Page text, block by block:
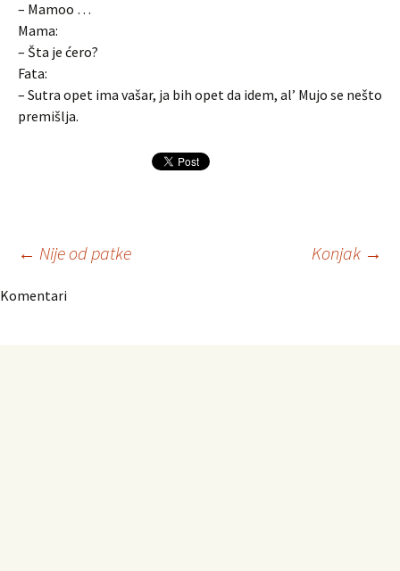
– Mamoo …
Mama:
– Šta je ćero?
Fata:
– Sutra opet ima vašar, ja bih opet da idem, al’ Mujo se nešto
premišlja.
Navigacija
← Nije od patke Konjak →
Komentari